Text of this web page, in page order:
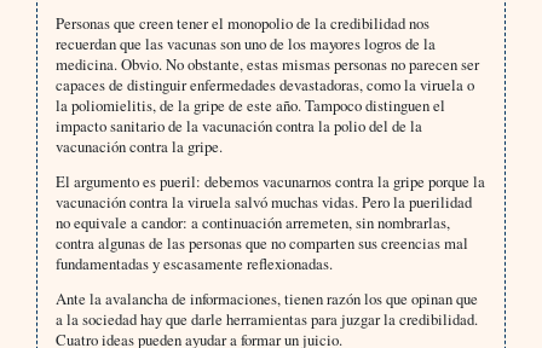
Personas que creen tener el monopolio de la credibilidad nos
recuerdan que las vacunas son uno de los mayores logros de la
medicina. Obvio. No obstante, estas mismas personas no parecen ser
capaces de distinguir enfermedades devastadoras, como la viruela o
la poliomielitis, de la gripe de este año. Tampoco distinguen el
impacto sanitario de la vacunación contra la polio del de la
vacunación contra la gripe.
El argumento es pueril: debemos vacunarnos contra la gripe porque la
vacunación contra la viruela salvó muchas vidas. Pero la puerilidad
no equivale a candor: a continuación arremeten, sin nombrarlas,
contra algunas de las personas que no comparten sus creencias mal
fundamentadas y escasamente reflexionadas.
Ante la avalancha de informaciones, tienen razón los que opinan que
a la sociedad hay que darle herramientas para juzgar la credibilidad.
Cuatro ideas pueden ayudar a formar un juicio.